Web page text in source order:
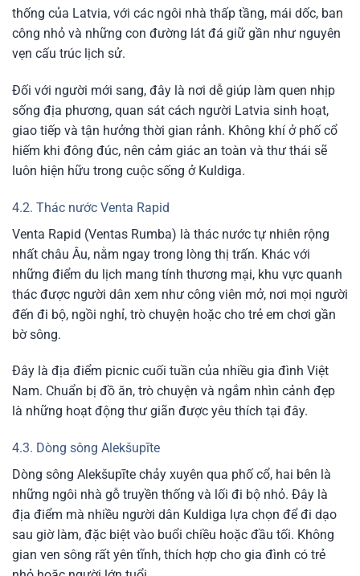
thống của Latvia, với các ngôi nhà thấp tầng, mái dốc, ban
công nhỏ và những con đường lát đá giữ gần như nguyên
vẹn cấu trúc lịch sử.
Đối với người mới sang, đây là nơi dễ giúp làm quen nhịp
sống địa phương, quan sát cách người Latvia sinh hoạt,
giao tiếp và tận hưởng thời gian rảnh. Không khí ở phố cổ
hiếm khi đông đúc, nên cảm giác an toàn và thư thái sẽ
luôn hiện hữu trong cuộc sống ở Kuldiga.
4.2. Thác nước Venta Rapid
Venta Rapid (Ventas Rumba) là thác nước tự nhiên rộng
nhất châu Âu, nằm ngay trong lòng thị trấn. Khác với
những điểm du lịch mang tính thương mại, khu vực quanh
thác được người dân xem như công viên mở, nơi mọi người
đến đi bộ, ngồi nghỉ, trò chuyện hoặc cho trẻ em chơi gần
bờ sông.
Đây là địa điểm picnic cuối tuần của nhiều gia đình Việt
Nam. Chuẩn bị đồ ăn, trò chuyện và ngắm nhìn cảnh đẹp
là những hoạt động thư giãn được yêu thích tại đây.
4.3. Dòng sông Alekšupīte
Dòng sông Alekšupīte chảy xuyên qua phố cổ, hai bên là
những ngôi nhà gỗ truyền thống và lối đi bộ nhỏ. Đây là
địa điểm mà nhiều người dân Kuldiga lựa chọn để đi dạo
sau giờ làm, đặc biệt vào buổi chiều hoặc đầu tối. Không
gian ven sông rất yên tĩnh, thích hợp cho gia đình có trẻ